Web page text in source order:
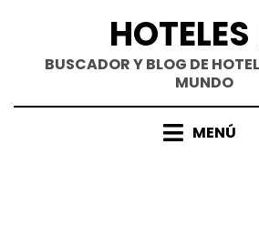
contenido
HOTELES
BUSCADOR Y BLOG DE
MUNDO
MENÚ